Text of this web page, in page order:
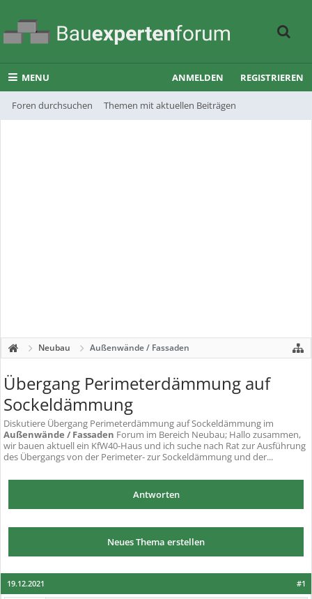
MENU
Foren durchsuchen Themen mit aktuellen Beiträgen
ANMELDEN REGISTRIEREN
Neubau Außenwände / Fassaden
Übergang Perimeterdämmung auf
Sockeldämmung
Diskutiere Übergang Perimeterdämmung auf Sockeldämmung im
Außenwände / Fassaden Forum im Bereich Neubau; Hallo zusammen,
wir bauen aktuell ein KfW40-Haus und ich suche nach Rat zur Ausführung
des Übergangs von der Perimeter- zur Sockeldämmung und der...
Antworten
Neues Thema erstellen
#1
19.12.2021